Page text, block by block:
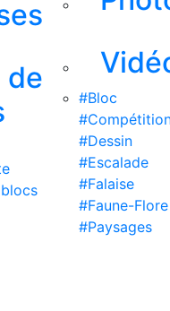
de
#Bloc
#Dessin
#Escalade
#Falaise
#Faune-Flore
#Paysages